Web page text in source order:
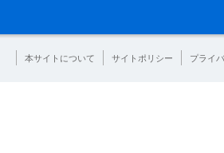
本サイトについて サイトポリシー プライ